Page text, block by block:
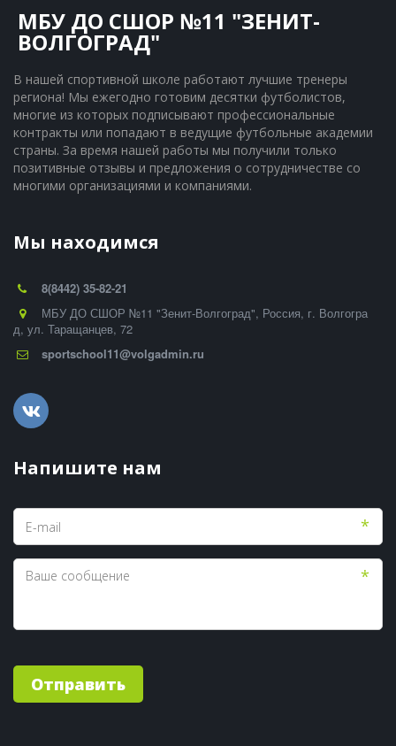
МБУ ДО СШОР №11 "ЗЕНИТ-
ВОЛГОГРАД"
В нашей спортивной школе работают лучшие тренеры
региона! Мы ежегодно готовим десятки футболистов,
многие из которых подписывают профессиональные
контракты или попадают в ведущие футбольные академии
страны. За время нашей работы мы получили только
позитивные отзывы и предложения о сотрудничестве со
многими организациями и компаниями.
Мы находимся
8(8442) 35-82-21
МБУ ДО СШОР №11 "Зенит-Волгоград", Россия, г. Волгогра
д, ул. Таращанцев, 72
sportschool11@volgadmin.ru
Напишите нам
*
*
Отправить